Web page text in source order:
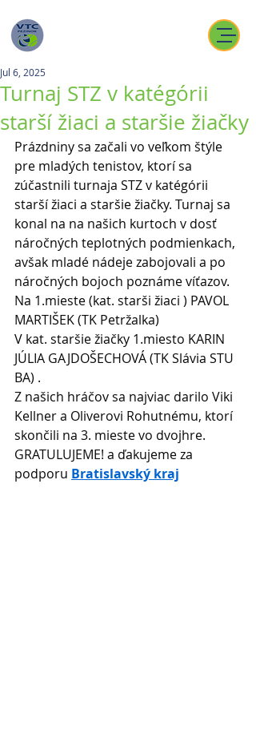
Turnaj STZ v katégórii
starší žiaci a staršie žiačky
Jul 6, 2025
Prázdniny sa začali vo veľkom štýle
pre mladých tenistov, ktorí sa
zúčastnili turnaja STZ v katégórii
starší žiaci a staršie žiačky. Turnaj sa
konal na na našich kurtoch v dosť
náročných teplotných podmienkach,
avšak mladé nádeje zabojovali a po
náročných bojoch poznáme víťazov.
Na 1.mieste (kat. starši žiaci ) PAVOL
MARTIŠEK (TK Petržalka)
V kat. staršie žiačky 1.miesto KARIN
JÚLIA GAJDOŠECHOVÁ (TK Slávia STU
BA) .
Z našich hráčov sa najviac darilo Viki
Kellner a Oliverovi Rohutnému, ktorí
skončili na 3. mieste vo dvojhre.
GRATULUJEME! a ďakujeme za
podporu Bratislavský kraj